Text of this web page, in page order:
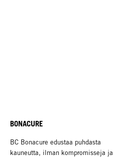
BONACURE
BC Bonacure edustaa puhdasta
kauneutta, ilman kompromisseja ja